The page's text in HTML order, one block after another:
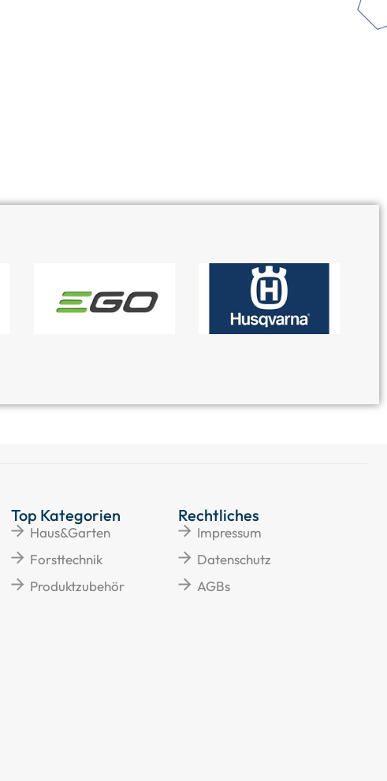
Top Kategorien
Haus&Garten
Forsttechnik
Produktzubehör
Rechtliches
Impressum
Datenschutz
AGBs